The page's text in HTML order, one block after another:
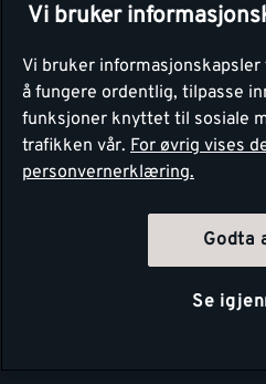
Montér
Vi bruker
Vi bruker
å fungere ordentlig, tilpasse
funksjoner knyttet til sosiale
trafikken vår. For øvrig vises
personvernerklæring.
Godta
Se